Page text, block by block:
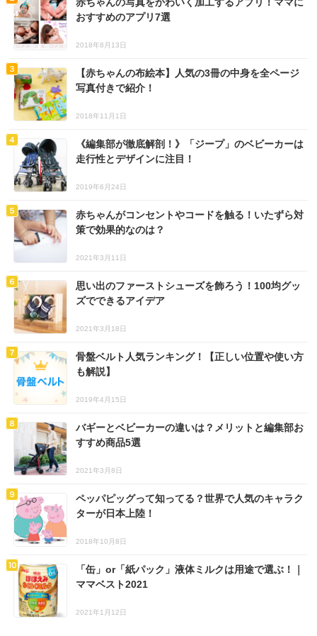
赤ちゃんの写真をかわいく加工するアプリ！ママに
おすすめのアプリ7選
2018年8月13日
【赤ちゃんの布絵本】人気の3冊の中身を全ページ
写真付きで紹介！
2018年11月1日
《編集部が徹底解剖！》「ジープ」のベビーカーは
走行性とデザインに注目！
2019年6月24日
赤ちゃんがコンセントやコードを触る！いたずら対
策で効果的なのは？
2021年3月11日
思い出のファーストシューズを飾ろう！100均グッ
ズでできるアイデア
2021年3月18日
骨盤ベルト人気ランキング！【正しい位置や使い方
も解説】
2019年4月15日
バギーとベビーカーの違いは？メリットと編集部お
すすめ商品5選
2021年3月8日
ペッパピッグって知ってる？世界で人気のキャラク
ターが日本上陸！
2018年10月8日
「缶」or「紙パック」液体ミルクは用途で選ぶ！｜
ママベスト2021
2021年1月12日